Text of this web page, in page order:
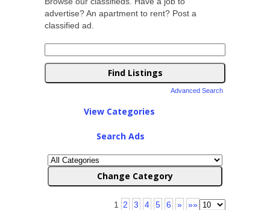
advertise? An apartment to rent? Post a
classified ad.
Advanced Search
View Categories
Search Ads
1 2 3 4 5 6 » »»